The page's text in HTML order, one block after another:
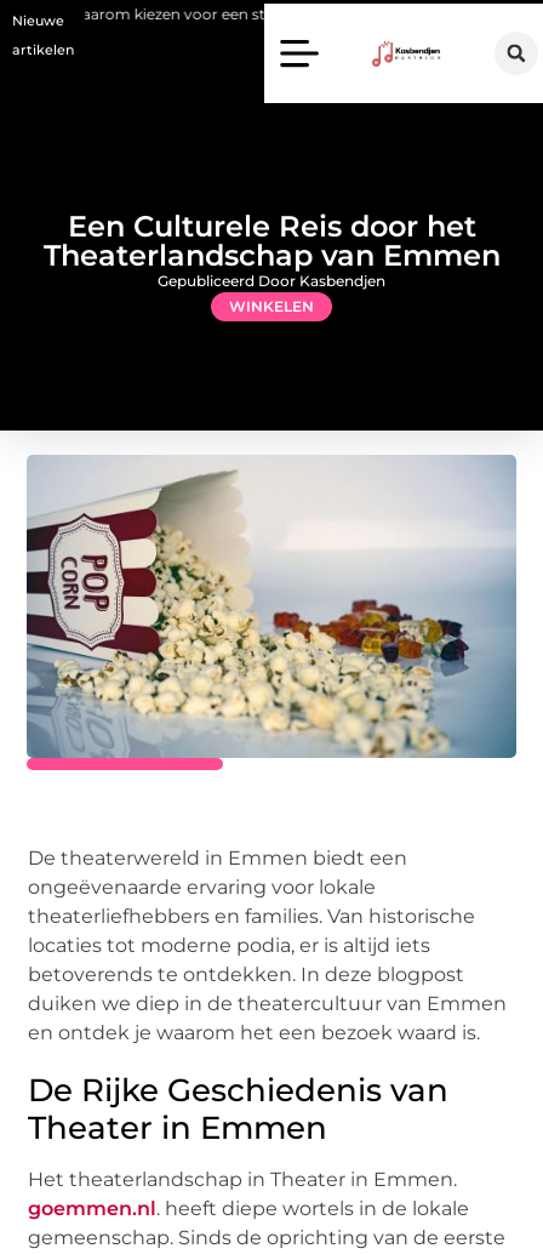
Nieuwe
artikelen
voor een stukadoor in Amersfoort?
Een Culturele Reis door het
Theaterlandschap van Emmen
WINKELEN
Gepubliceerd Door Kasbendjen
De theaterwereld in Emmen biedt een
ongeëvenaarde ervaring voor lokale
theaterliefhebbers en families. Van historische
locaties tot moderne podia, er is altijd iets
betoverends te ontdekken. In deze blogpost
duiken we diep in de theatercultuur van Emmen
en ontdek je waarom het een bezoek waard is.
De Rijke Geschiedenis van
Theater in Emmen
Het theaterlandschap in Theater in Emmen.
goemmen.nl. heeft diepe wortels in de lokale
gemeenschap. Sinds de oprichting van de eerste